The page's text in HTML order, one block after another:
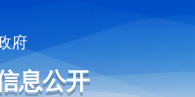
府
息公开